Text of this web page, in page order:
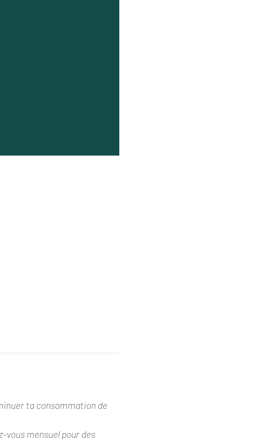
ta consommation de
vous mensuel pour des